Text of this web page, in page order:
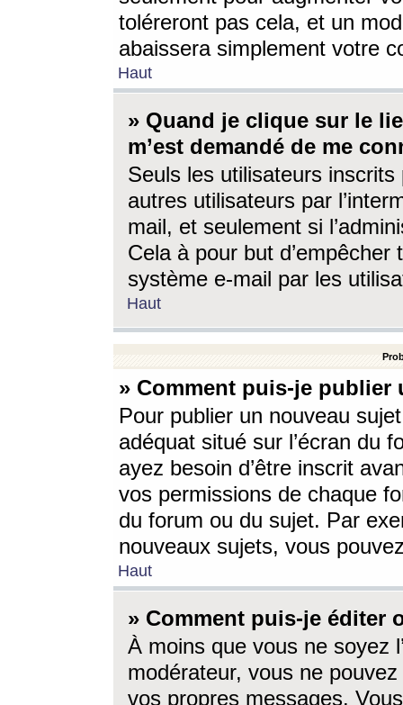
toléreront pas cela, et un
abaissera simplement votre
Haut
» Quand je clique sur le
m’est demandé de me
Seuls les utilisateurs
autres utilisateurs par
mail, et seulement si
Cela à pour but
système e-mail par les
Haut
» Comment puis-je
Pour publier un nouveau
adéquat situé sur l’écran du
ayez besoin d’être inscrit
vos permissions de chaque
du forum ou du sujet. Par
nouveaux sujets, vous
Haut
» Comment puis-je éditer
À moins que vous ne soyez
modérateur, vous ne
vos propres messages.